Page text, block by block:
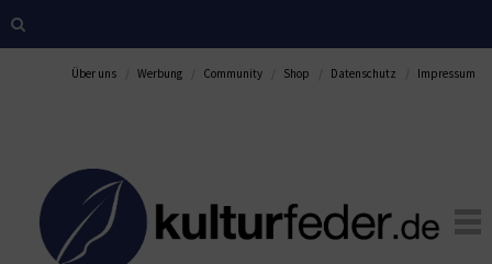
Über uns Werbung Community Shop Datenschutz Impressum